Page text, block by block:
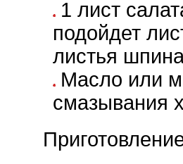
1 лист
подойдет
листья
Масло или
смазывания